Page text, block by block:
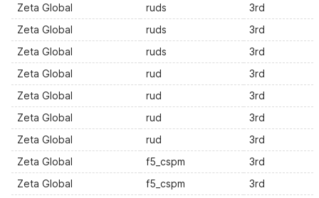
Zeta Global
ruds
3rd
Zeta Global
ruds
3rd
Zeta Global
ruds
3rd
Zeta Global
rud
3rd
Zeta Global
rud
3rd
Zeta Global
rud
3rd
Zeta Global
rud
3rd
Zeta Global
f5_cspm
3rd
Zeta Global
f5_cspm
3rd